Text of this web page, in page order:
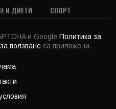
И ДИЕТИ СПОРТ
и Google Политика за
ползване са приложени.